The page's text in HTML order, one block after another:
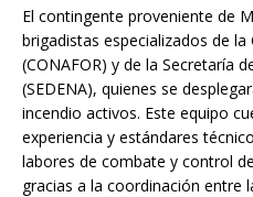
El contingente proveniente de
brigadistas especializados de
(CONAFOR) y de la Secretaría
(SEDENA), quienes se
incendio activos. Este equipo
experiencia y estándares
labores de combate y control
gracias a la coordinación entre